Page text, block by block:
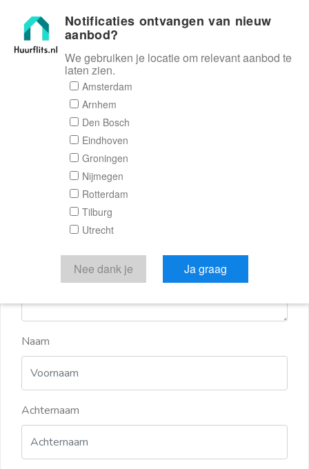
Huurflits
Reactieformulier
Huurflits
Verstuur je bericht
Door een bericht te sturen kom je in contact met de
aanbieder of makelaar van de woning.
Naam
Achternaam
Notificaties ontvangen van nieuw
aanbod?
We gebruiken je locatie om relevant aanbod te
laten zien.
Amsterdam
Arnhem
Den Bosch
Eindhoven
Groningen
Nijmegen
Rotterdam
Tilburg
Utrecht
Nee dank je Ja graag